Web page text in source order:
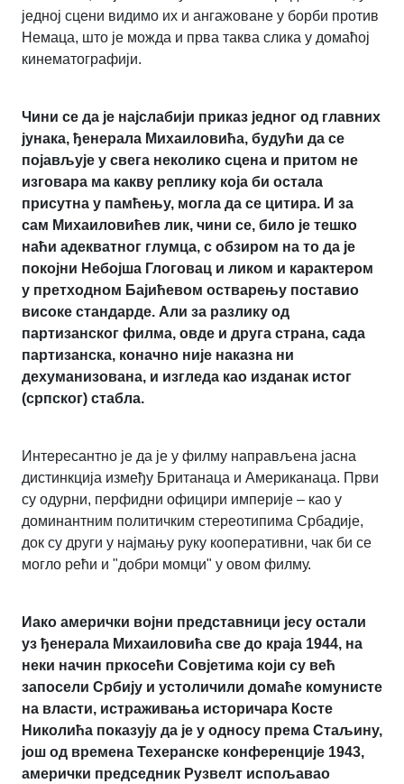
једној сцени видимо их и ангажоване у борби против
Немаца, што је можда и прва таква слика у домаћој
кинематографији.
Чини се да је најслабији приказ једног од главних
јунака, ђенерала Михаиловића, будући да се
појављује у свега неколико сцена и притом не
изговара ма какву реплику која би остала
присутна у памћењу, могла да се цитира. И за
сам Михаиловићев лик, чини се, било је тешко
наћи адекватног глумца, с обзиром на то да је
покојни Небојша Глоговац и ликом и карактером
у претходном Бајићевом остварењу поставио
високе стандарде. Али за разлику од
партизанског филма, овде и друга страна, сада
партизанска, коначно није наказна ни
дехуманизована, и изгледа као изданак истог
(српског) стабла.
Интересантно је да је у филму направљена јасна
дистинкција између Британаца и Американаца. Први
су одурни, перфидни официри империје – као у
доминантним политичким стереотипима Србадије,
док су други у најмању руку кооперативни, чак би се
могло рећи и "добри момци" у овом филму.
Иако амерички војни представници јесу остали
уз ђенерала Михаиловића све до краја 1944, на
неки начин пркосећи Совјетима који су већ
запосели Србију и устоличили домаће комунисте
на власти, истраживања историчара Косте
Николића показују да је у односу према Стаљину,
још од времена Техеранске конференције 1943,
амерички председник Рузвелт испољавао